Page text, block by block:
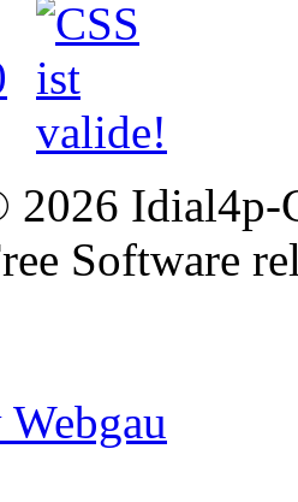
Idial4p-
Software